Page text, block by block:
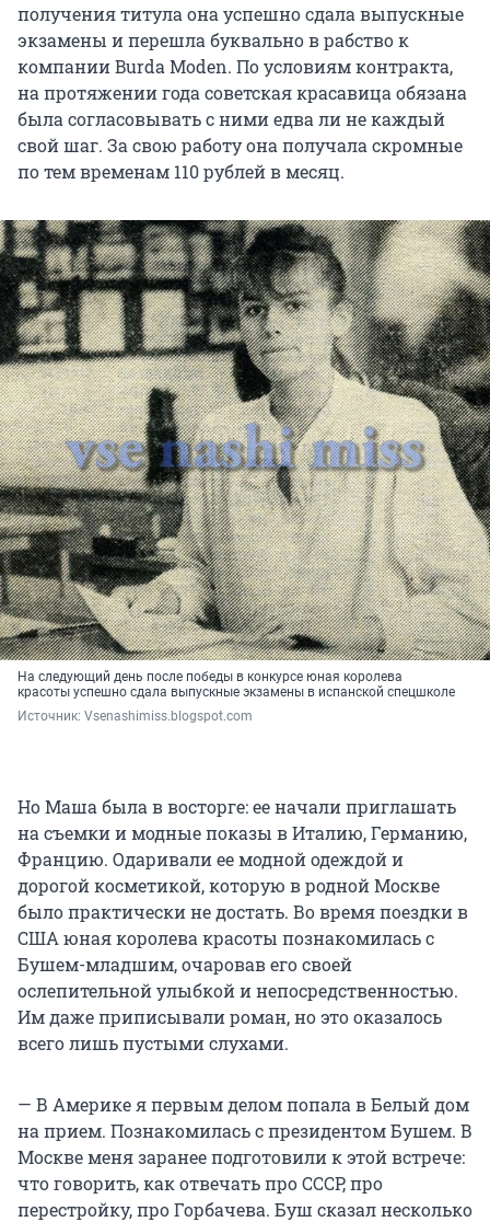
получения титула она успешно сдала выпускные
экзамены и перешла буквально в рабство к
компании Burda Moden. По условиям контракта,
на протяжении года советская красавица обязана
была согласовывать с ними едва ли не каждый
свой шаг. За свою работу она получала скромные
по тем временам 110 рублей в месяц.
На следующий день после победы в конкурсе юная королева
красоты успешно сдала выпускные экзамены в испанской спецшколе
Источник: Vsenashimiss.blogspot.com
Но Маша была в восторге: ее начали приглашать
на съемки и модные показы в Италию, Германию,
Францию. Одаривали ее модной одеждой и
дорогой косметикой, которую в родной Москве
было практически не достать. Во время поездки в
США юная королева красоты познакомилась с
Бушем-младшим, очаровав его своей
ослепительной улыбкой и непосредственностью.
Им даже приписывали роман, но это оказалось
всего лишь пустыми слухами.
— В Америке я первым делом попала в Белый дом
на прием. Познакомилась с президентом Бушем. В
Москве меня заранее подготовили к этой встрече:
что говорить, как отвечать про СССР, про
перестройку, про Горбачева. Буш сказал несколько